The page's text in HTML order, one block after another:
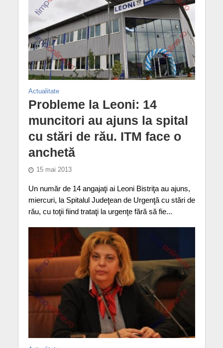
Actualitate
Probleme la Leoni: 14
muncitori au ajuns la spital
cu stări de rău. ITM face o
anchetă
15 mai 2013
Un număr de 14 angajaţi ai Leoni Bistriţa au ajuns,
miercuri, la Spitalul Judeţean de Urgenţă cu stări de
rău, cu toţii fiind trataţi la urgenţe fără să fie...